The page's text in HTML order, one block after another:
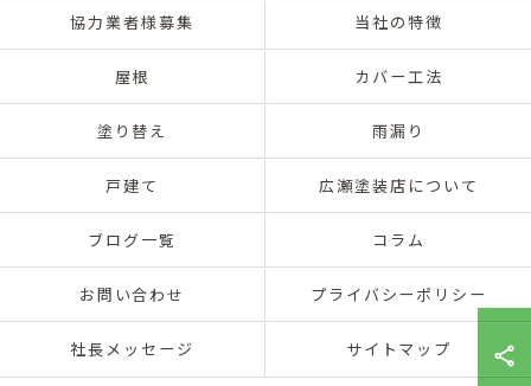
協力業者様募集 当社の特徴
屋根 カバー工法
塗り替え 雨漏り
戸建て 広瀬塗装店について
ブログ一覧 コラム
お問い合わせ プライバシーポリシー
社長メッセージ サイトマップ